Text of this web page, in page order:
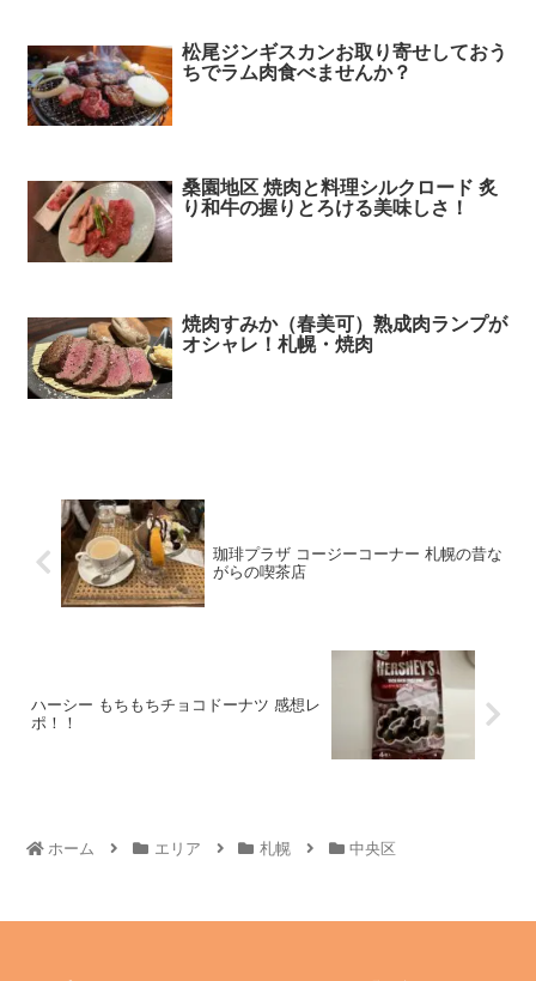
松尾ジンギスカンお取り寄せしておう
ちでラム肉食べませんか？
桑園地区 焼肉と料理シルクロード 炙
り和牛の握りとろける美味しさ！
焼肉すみか（春美可）熟成肉ランプが
オシャレ！札幌・焼肉
珈琲プラザ コージーコーナー 札幌の昔な
がらの喫茶店
ハーシー もちもちチョコドーナツ 感想レ
ポ！！
ホーム エリア 札幌 中央区